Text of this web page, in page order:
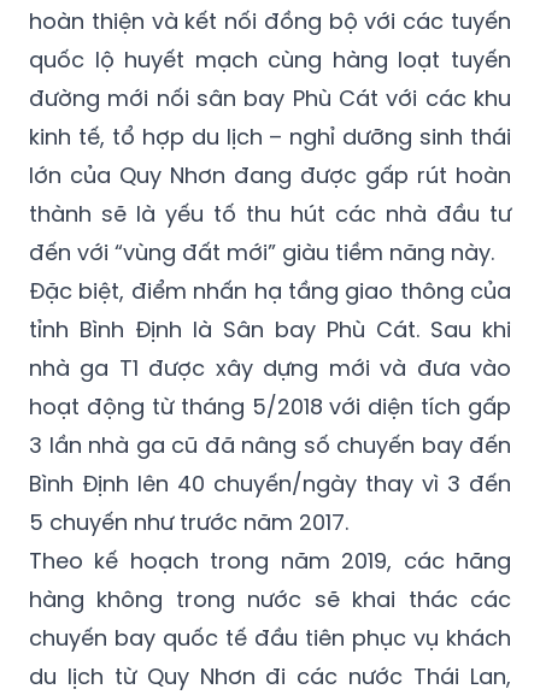
hoàn thiện và kết nối đồng bộ với các tuyến
quốc lộ huyết mạch cùng hàng loạt tuyến
đường mới nối sân bay Phù Cát với các khu
kinh tế, tổ hợp du lịch – nghỉ dưỡng sinh thái
lớn của Quy Nhơn đang được gấp rút hoàn
thành sẽ là yếu tố thu hút các nhà đầu tư
đến với “vùng đất mới” giàu tiềm năng này.
Đặc biệt, điểm nhấn hạ tầng giao thông của
tỉnh Bình Định là Sân bay Phù Cát. Sau khi
nhà ga T1 được xây dựng mới và đưa vào
hoạt động từ tháng 5/2018 với diện tích gấp
3 lần nhà ga cũ đã nâng số chuyến bay đến
Bình Định lên 40 chuyến/ngày thay vì 3 đến
5 chuyến như trước năm 2017.
Theo kế hoạch trong năm 2019, các hãng
hàng không trong nước sẽ khai thác các
chuyến bay quốc tế đầu tiên phục vụ khách
du lịch từ Quy Nhơn đi các nước Thái Lan,